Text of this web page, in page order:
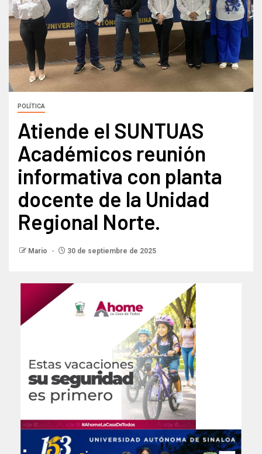
POLÍTICA
Atiende el SUNTUAS
Académicos reunión
informativa con planta
docente de la Unidad
Regional Norte.
Mario 30 de septiembre de 2025